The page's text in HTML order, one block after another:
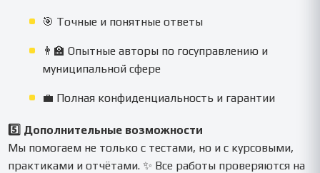
🎯 Точные и понятные ответы
👨‍🏫 Опытные авторы по госуправлению и
муниципальной сфере
💼 Полная конфиденциальность и гарантии
5️⃣ Дополнительные возможности
Мы помогаем не только с тестами, но и с курсовыми,
практиками и отчётами. ✨ Все работы проверяются на